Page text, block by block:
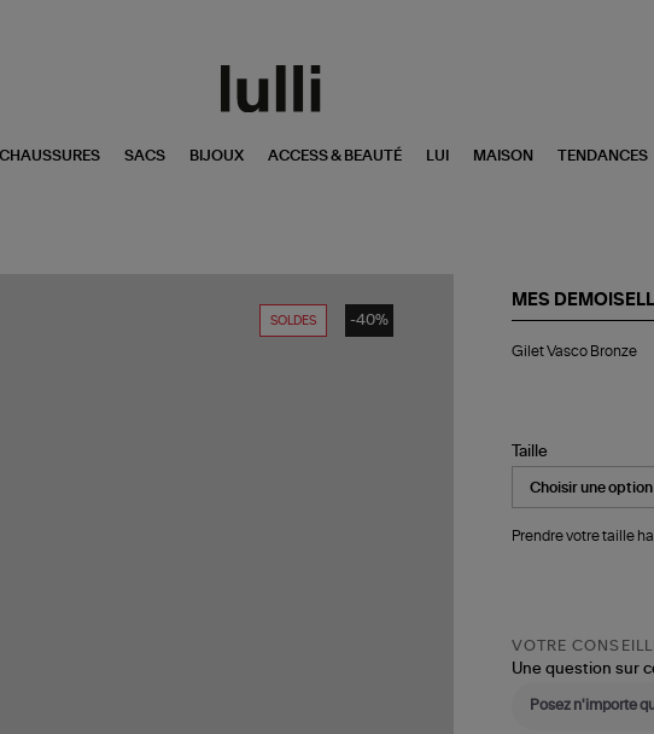
CHAUSSURES SACS BIJOUX ACCESS & BEAUTÉ LUI MAISON TENDANCES
SOLDES -40%
MES
Vasco
Gilet Vasco Bronze
Taille
Prendre votre taille
VOTRE
Une question sur